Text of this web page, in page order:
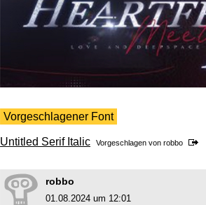
Vorgeschlagener Font
Untitled Serif Italic Vorgeschlagen von robbo
robbo
01.08.2024 um 12:01